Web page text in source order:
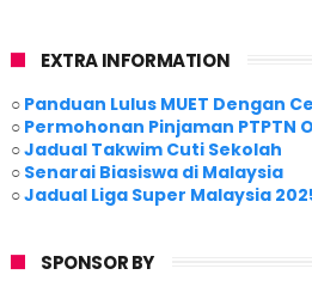
EXTRA INFORMATION
○ Panduan Lulus MUET Dengan
○ Permohonan Pinjaman PTPTN
○Jadual Takwim Cuti Sekolah
○ Senarai Biasiswa di Malaysia
○Jadual Liga Super Malaysia
SPONSOR BY